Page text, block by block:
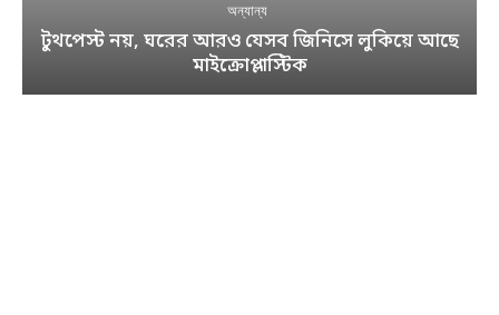
অন্যান্য
টুথপেস্ট নয়, ঘরের আরও যেসব জিনিসে লুকিয়ে আছে
মাইক্রোপ্লাস্টিক